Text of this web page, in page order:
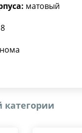
матовый
категории